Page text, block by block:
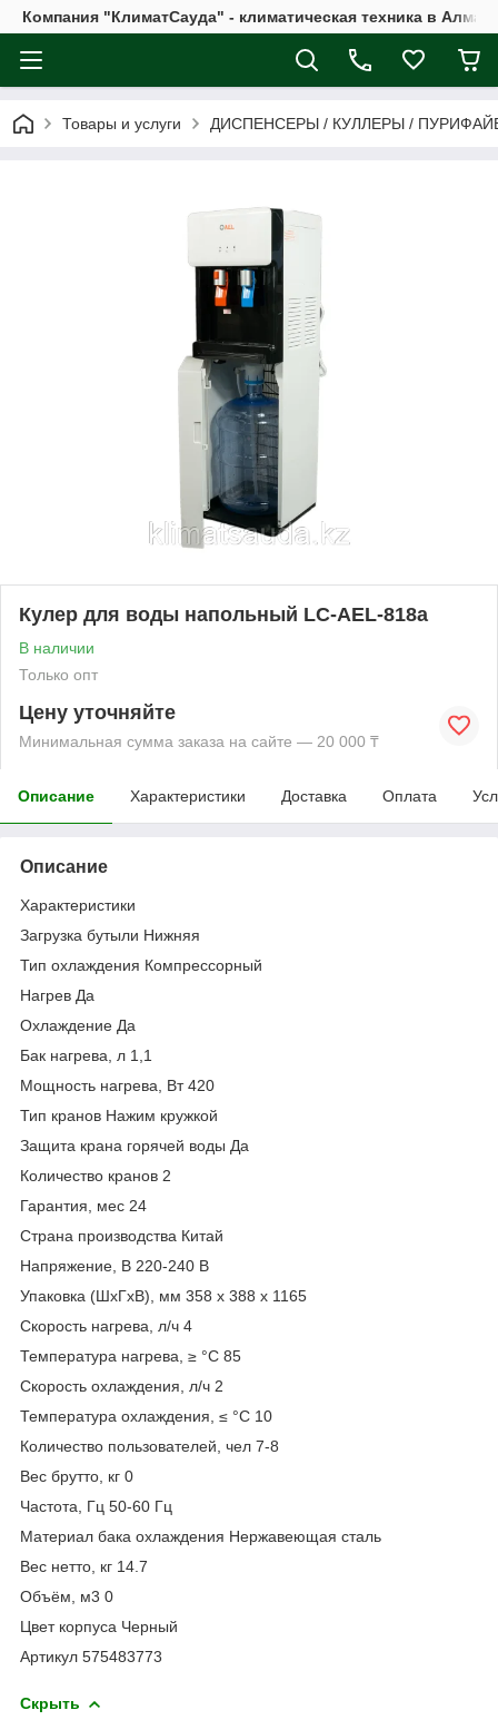
Компания "КлиматСауда" - климатическая техника в
Товары и услуги ДИСПЕНСЕРЫ / КУЛЛЕРЫ /
Кулер для воды напольный LC-AEL-818a
В наличии
Только опт
Цену уточняйте
Минимальная сумма заказа на сайте — 20 000 ₸
Описание Характеристики Доставка Оплата
Описание
Характеристики
Загрузка бутыли Нижняя
Тип охлаждения Компрессорный
Нагрев Да
Охлаждение Да
Бак нагрева, л 1,1
Мощность нагрева, Вт 420
Тип кранов Нажим кружкой
Защита крана горячей воды Да
Количество кранов 2
Гарантия, мес 24
Страна производства Китай
Напряжение, В 220-240 В
Упаковка (ШхГхВ), мм 358 x 388 x 1165
Скорость нагрева, л/ч 4
Температура нагрева, ≥ °С 85
Скорость охлаждения, л/ч 2
Температура охлаждения, ≤ °С 10
Количество пользователей, чел 7-8
Вес брутто, кг 0
Частота, Гц 50-60 Гц
Материал бака охлаждения Нержавеющая сталь
Вес нетто, кг 14.7
Объём, м3 0
Цвет корпуса Черный
Артикул 575483773
Скрыть